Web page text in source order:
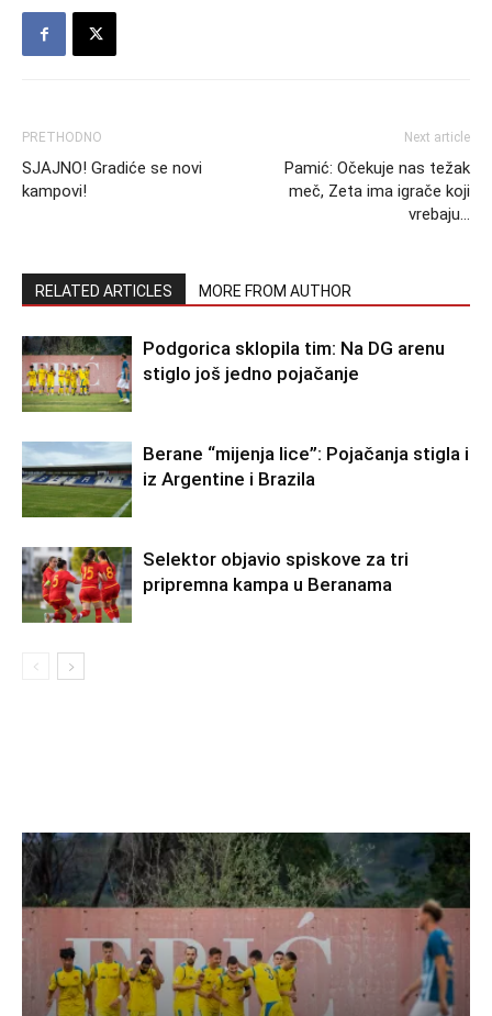
PRETHODNO
SJAJNO! Gradiće se novi
kampovi!
Next article
Pamić: Očekuje nas težak
meč, Zeta ima igrače koji
vrebaju…
RELATED ARTICLES MORE FROM AUTHOR
Podgorica sklopila tim: Na DG arenu
stiglo još jedno pojačanje
Berane “mijenja lice”: Pojačanja stigla i
iz Argentine i Brazila
Selektor objavio spiskove za tri
pripremna kampa u Beranama